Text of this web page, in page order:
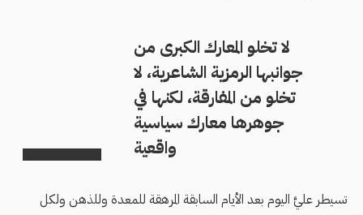
لا تخلو المعارك الكبرى من
جوانبها الرمزية الشاعرية، لا
تخلو من المفارقة، لكنها في
جوهرها معارك سياسية
واقعية
تسيطر عليَّ اليوم بعد الأيام السابقة المرهقة للمعدة وللذهن ولكل